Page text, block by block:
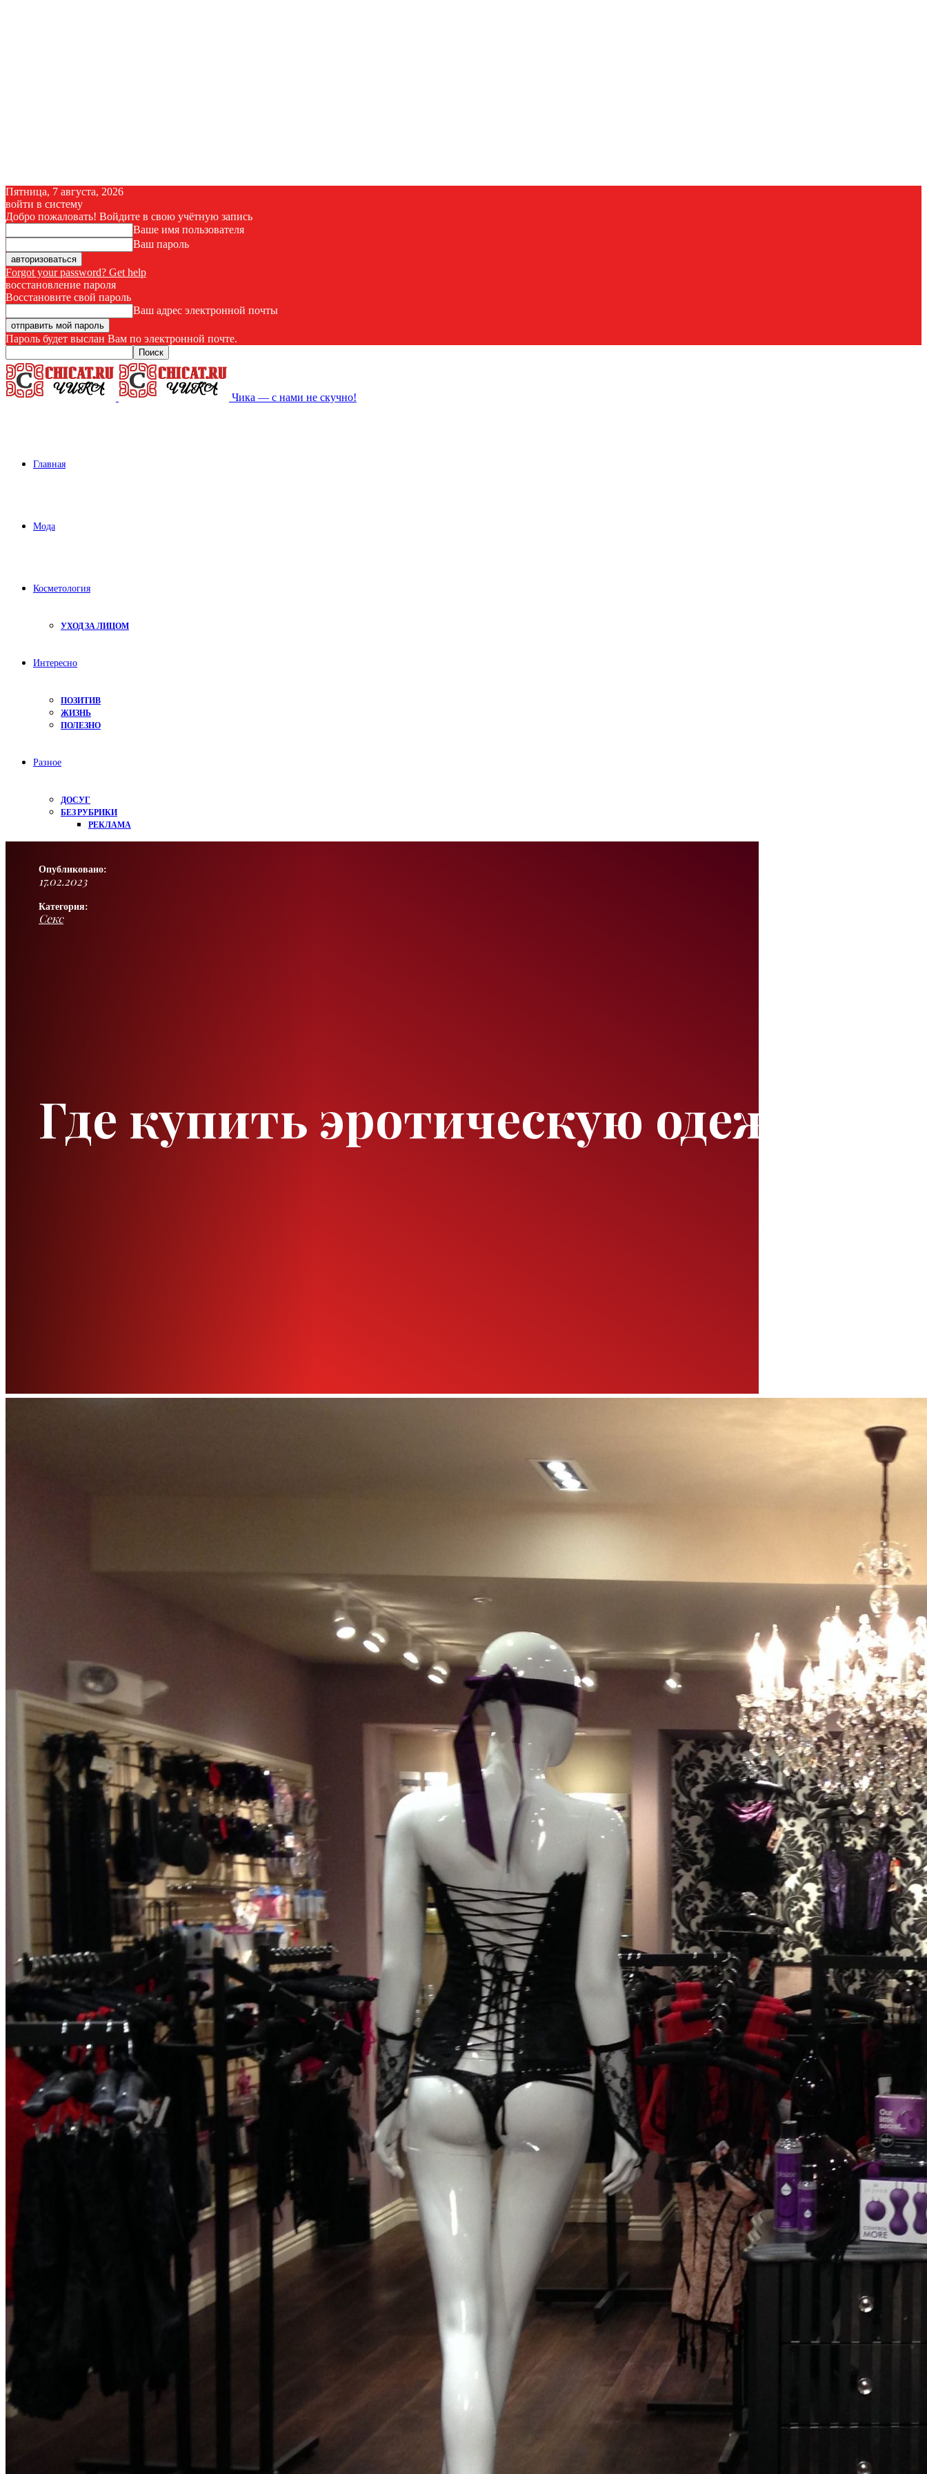
Пятница, 7 августа, 2026
войти в систему
Добро пожаловать! Войдите в свою учётную запись
Ваше имя пользователя
Ваш пароль
Forgot your password? Get help
восстановление пароля
Восстановите свой пароль
Ваш адрес электронной почты
Пароль будет выслан Вам по электронной почте.
Чика — с нами не скучно!
Главная
Мода
Косметология
УХОД ЗА ЛИЦОМ
Интересно
ПОЗИТИВ
ЖИЗНЬ
ПОЛЕЗНО
Разное
ДОСУГ
БЕЗ РУБРИКИ
РЕКЛАМА
Где купить эротическую одежду?
Опубликовано:
17.02.2023
Категория:
Секс